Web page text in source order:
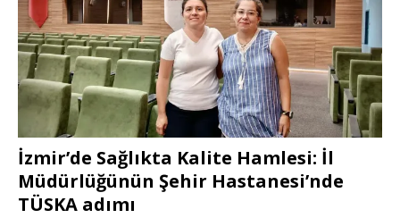
İzmir’de Sağlıkta Kalite Hamlesi: İl
Müdürlüğünün Şehir Hastanesi’nde
TÜSKA adımı